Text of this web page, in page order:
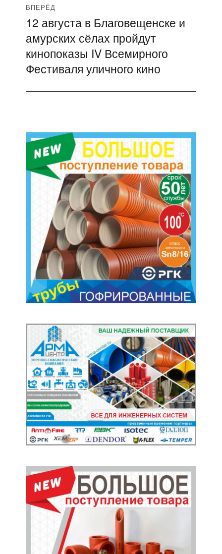
ВПЕРЁД
Следующая
запись:
12 августа в Благовещенске и
амурских сёлах пройдут
кинопоказы IV Всемирного
Фестиваля уличного кино